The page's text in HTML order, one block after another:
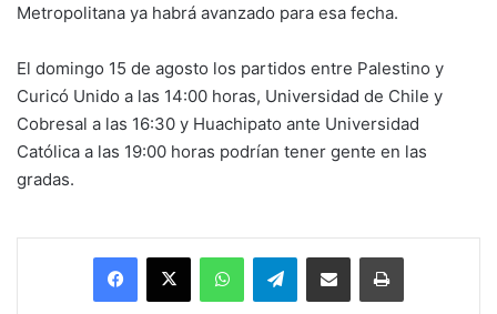
Metropolitana ya habrá avanzado para esa fecha.
El domingo 15 de agosto los partidos entre Palestino y
Curicó Unido a las 14:00 horas, Universidad de Chile y
Cobresal a las 16:30 y Huachipato ante Universidad
Católica a las 19:00 horas podrían tener gente en las
gradas.
Facebook
X WhatsAppTelegramEnviar vía email Imprimir